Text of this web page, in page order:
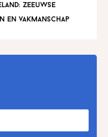
zeeuwse
en vakmanschap